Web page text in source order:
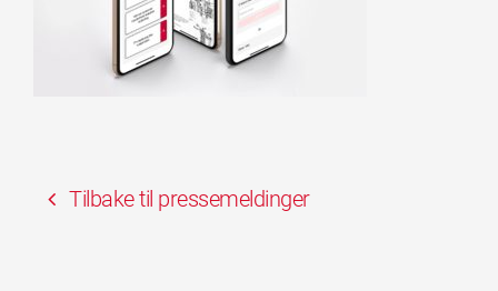
Tilbake til pressemeldinger